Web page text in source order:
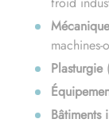
machines-
Plasturgie
Bâtiments